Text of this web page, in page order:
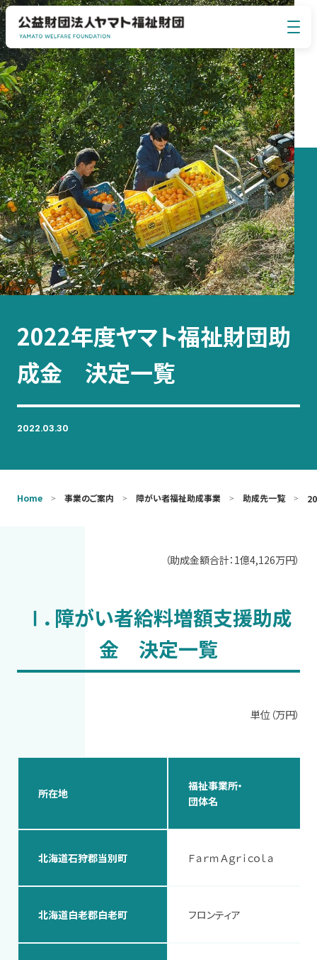
2022年度ヤマト福祉財団助
成金 決定一覧
2022.03.30
Home 事業のご案内 障がい者福祉助成事業 助成先一覧
（助成金額合計：1億4,126万円）
Ⅰ．障がい者給料増額支援助成
金 決定一覧
単位（万円）
所在地
福祉事業所・
団体名
北海道石狩郡当別町 ＦａｒｍＡｇｒｉｃｏｌａ
北海道白老郡白老町 フロンティア
イベント・セミナー
EVENT SEMINAR
ヤマト福祉財団について
ABOUT US
事業のご案内
BUSINESS
お知らせ
NEWS
お問い合わせ